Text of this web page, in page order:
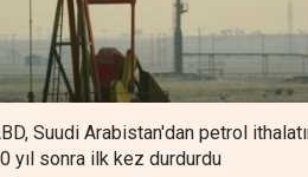
UNICEF: Gazze'de
bu yana 300 çocuk
FİLİSTİN 07 Ağustos 2026
Suudi Arabistan'dan petrol
yıl sonra ilk kez durdurdu